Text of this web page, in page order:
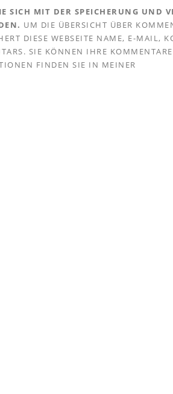
SICH MIT DER SPEICHERUNG UND
UM DIE ÜBERSICHT ÜBER
DIESE WEBSEITE NAME, E-MAIL,
SIE KÖNNEN IHRE KOMMENTARE
FINDEN SIE IN MEINER